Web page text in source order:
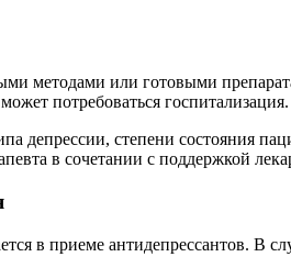
методами или готовыми
потребоваться госпитализация.
депрессии, степени состояния
в сочетании с поддержкой
в приеме антидепрессантов. В